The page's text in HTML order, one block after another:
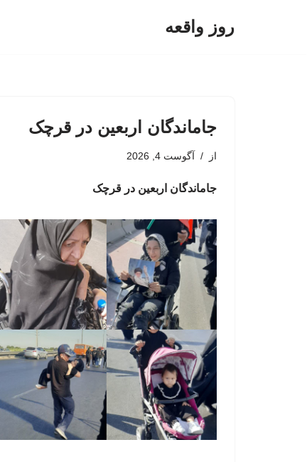
روز واقعه
جاماندگان اربعین در قرچک
از آگوست 4, 2026
جاماندگان اربعین در قرچک